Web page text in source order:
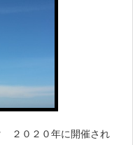
２０２０年に開催され